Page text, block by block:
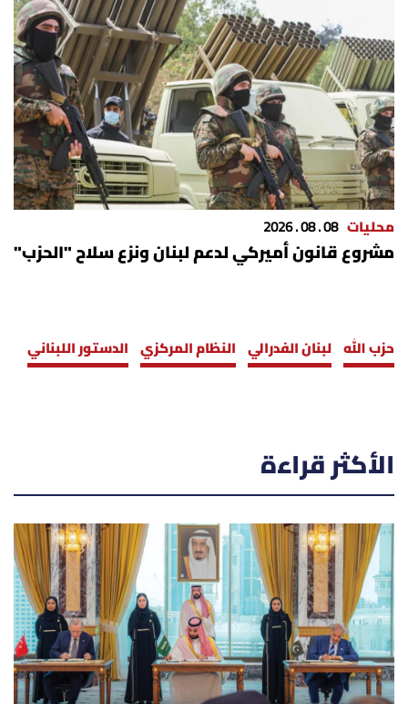
محليات 08 . 08 . 2026
مشروع قانون أميركي لدعم لبنان ونزع سلاح "الحزب"
حزب الله لبنان الفدرالي النظام المركزي الدستور اللبناني
الأكثر قراءة